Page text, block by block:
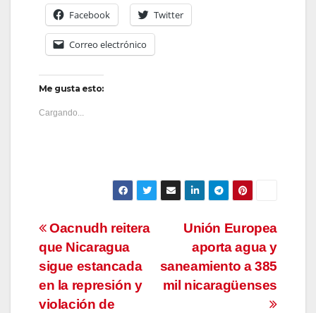
Facebook Twitter
Correo electrónico
Me gusta esto:
Cargando...
Navegación
de
entradas
Unión Europea
aporta agua y
saneamiento a 385
mil nicaragüenses
Oacnudh reitera
que Nicaragua
sigue estancada
en la represión y
violación de